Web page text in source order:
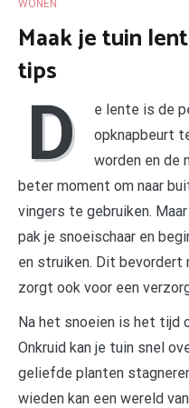
WONEN
Maak je tuin
tips
D
e lente is de
opknapbeurt
worden en de
beter moment om naar
vingers te gebruiken.
pak je snoeischaar en
en struiken. Dit bevordert
zorgt ook voor een
Na het snoeien is het tijd
Onkruid kan je tuin snel
geliefde planten
wieden kan een wereld